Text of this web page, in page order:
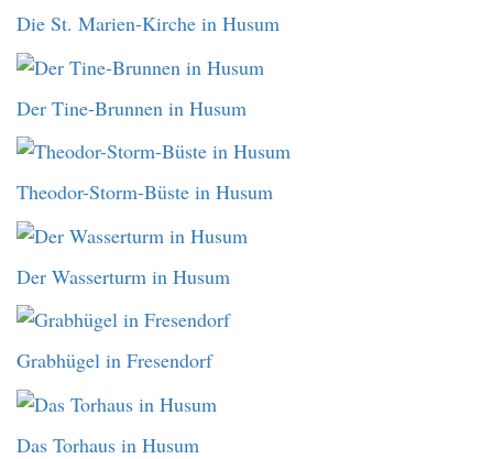
Die St. Marien-Kirche in Husum
Der Tine-Brunnen in Husum
Theodor-Storm-Büste in Husum
Der Wasserturm in Husum
Grabhügel in Fresendorf
Das Torhaus in Husum